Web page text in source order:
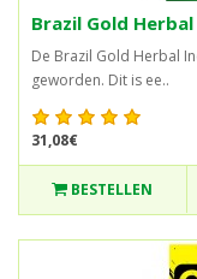
Brazil Gold
De Brazil Gold Herbal
geworden. Dit is ee..
31,08€
BESTELLEN